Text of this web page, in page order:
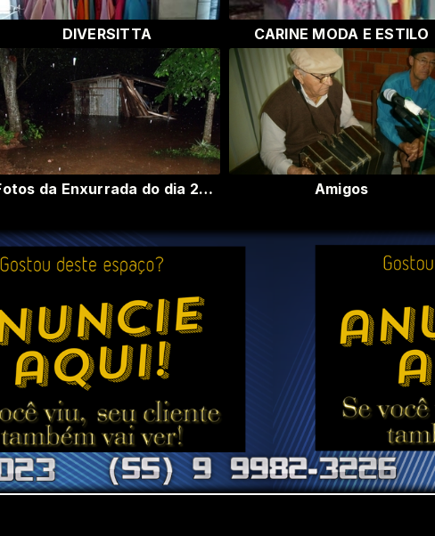
DIVERSITTA CARINE MODA E ESTILO
Fotos da Enxurrada do dia 23 de Abril em São Paulo das Missões Amigos